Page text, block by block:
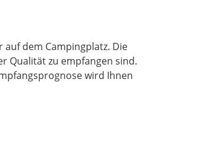
dem Campingplatz. Die
Qualität zu empfangen sind.
wird Ihnen